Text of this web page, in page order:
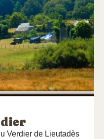
Verdier de Lieutadès